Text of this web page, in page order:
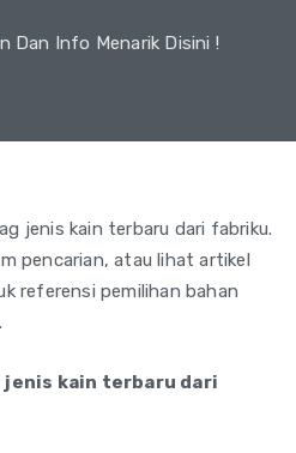
Dan Info Menarik Disini !
jenis kain terbaru dari fabriku.
pencarian, atau lihat artikel
referensi pemilihan bahan
jenis kain terbaru dari